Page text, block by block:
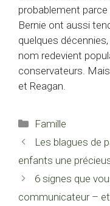
probablement
Bernie ont aussi
quelques
nom redevient
conservateurs.
et Reagan.
Catégories
Famille
Les blagues de
enfants une
6 signes que
communicateur –